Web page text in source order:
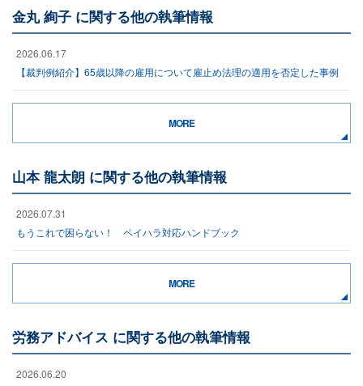
金丸 絢子 に関する他の執筆情報
2026.06.17
【裁判例紹介】65歳以降の雇用について雇止め法理の適用を否定した事例
MORE
山本 龍太朗 に関する他の執筆情報
2026.07.31
もうこれで困らない！ ペイハラ対応ハンドブック
MORE
労務アドバイス に関する他の執筆情報
2026.06.20